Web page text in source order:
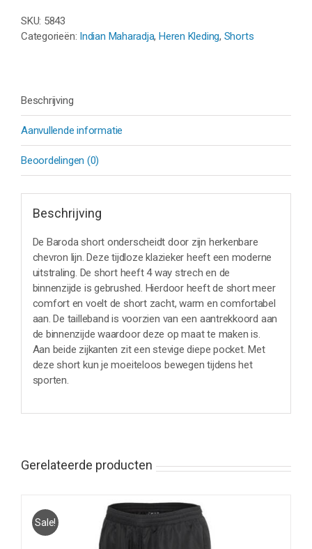
aantal
SKU: 5843
Categorieën: Indian Maharadja,Heren Kleding, Shorts
Beschrijving
Aanvullende informatie
Beoordelingen (0)
Beschrijving
De Baroda short onderscheidt door zijn herkenbare
chevron lijn. Deze tijdloze klazieker heeft een moderne
uitstraling. De short heeft 4 way strech en de
binnenzijde is gebrushed. Hierdoor heeft de short meer
comfort en voelt de short zacht, warm en comfortabel
aan. De tailleband is voorzien van een aantrekkoord aan
de binnenzijde waardoor deze op maat te maken is.
Aan beide zijkanten zit een stevige diepe pocket. Met
deze short kun je moeiteloos bewegen tijdens het
sporten.
Gerelateerde producten
Sale!